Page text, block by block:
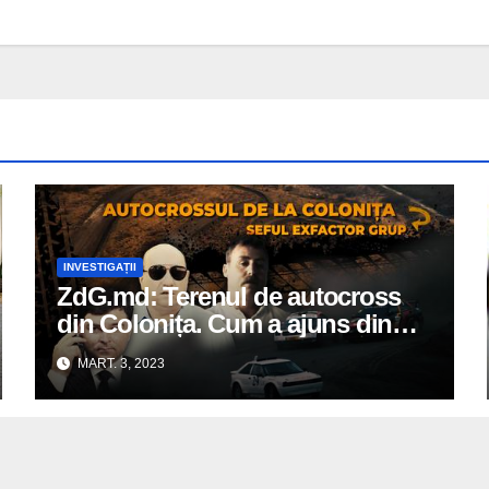
INVESTIGAȚII
ZdG.md: Terenul de autocross
din Colonița. Cum a ajuns din
proprietatea APL, la șeful unei
companii de construcții
MART. 3, 2023